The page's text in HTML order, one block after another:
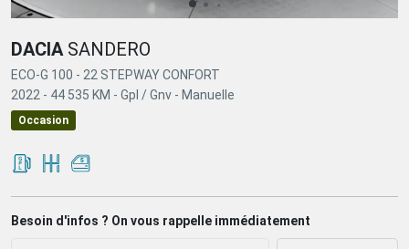
DACIASANDERO
ECO-G 100 - 22 STEPWAY CONFORT
2022 - 44 535 KM - Gpl / Gnv - Manuelle
Occasion
Besoin d'infos ? On vous rappelle immédiatement